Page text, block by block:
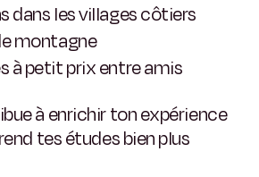
dans les villages côtiers
montagne
à petit prix entre amis
à enrichir ton expérience
tes études bien plus